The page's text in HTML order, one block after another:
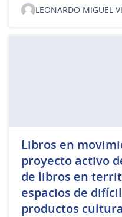
LEONARDO MIGUEL
Libros en
proyecto activo
de libros en
espacios de
productos